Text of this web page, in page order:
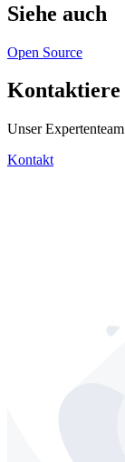
Siehe auch
Open Source
Kontaktiere
Unser
Kontakt